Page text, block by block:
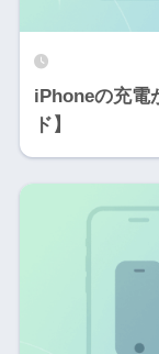
iPhoneの充電
ド】